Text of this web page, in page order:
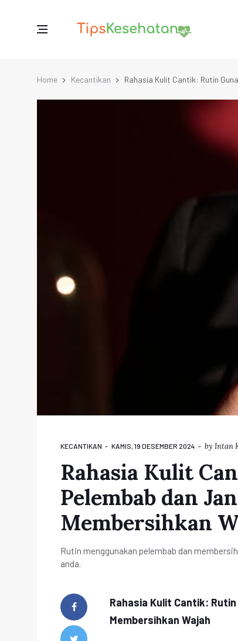
Home Kecantikan Rahasia Kulit Cantik: Rutin
KECANTIKAN KAMIS, 19 DESEMBER 2024 by Intan
Rahasia Kulit
Pelembab dan
Membersihkan
Rutin menggunakan pelembab dan
anda.
Rahasia Kulit Cantik:
Membersihkan Wajah